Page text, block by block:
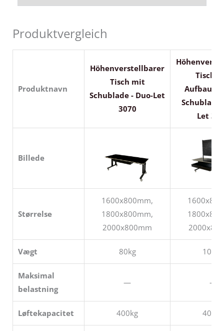
Produktvergleich
Produktnavn
Höhenverstellbarer
Tisch mit
Schublade - Duo-Let
3070
Tisch
Schublade
Let
Billede
Størrelse
1600x800mm,
1800x800mm,
2000x800mm
Vægt 80kg 100kg
Maksimal
belastning
— —
Løftekapacitet 400kg 400kg